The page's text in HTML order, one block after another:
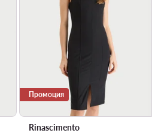
Промоция
Rinascimento